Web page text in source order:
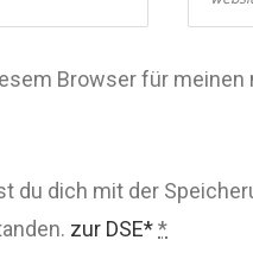
Browser für
du dich mit der
zur DSE**